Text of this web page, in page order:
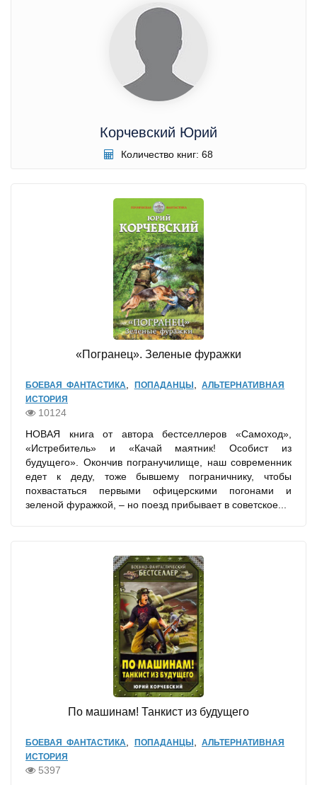
Корчевский Юрий
Количество книг: 68
«Погранец». Зеленые фуражки
БОЕВАЯ ФАНТАСТИКА ПОПАДАНЦЫ ,АЛЬТЕРНАТИВНАЯ
ИСТОРИЯ
10124
НОВАЯ книга от автора бестселлеров «Самоход»,
«Истребитель» и «Качай маятник! Особист из
будущего». Окончив погранучилище, наш современник
едет к деду, тоже бывшему пограничнику, чтобы
похвастаться первыми офицерскими погонами и
зеленой фуражкой, – но поезд прибывает в советское...
По машинам! Танкист из будущего
БОЕВАЯ ФАНТАСТИКА ПОПАДАНЦЫ ,АЛЬТЕРНАТИВНАЯ
ИСТОРИЯ
5397